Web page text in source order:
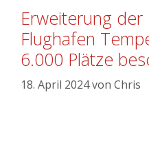
Erweiterung
Flughafen
6.000 Plätze
18. April 2024von Chris